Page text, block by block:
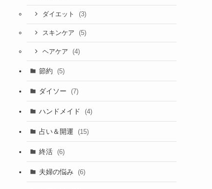
ダイエット (3)
スキンケア (5)
ヘアケア (4)
節約 (5)
ダイソー (7)
ハンドメイド (4)
占い＆開運 (15)
終活 (6)
夫婦の悩み (6)